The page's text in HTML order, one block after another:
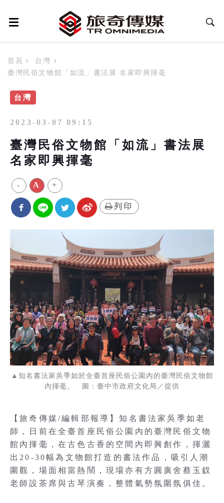
首頁
台灣
臺灣民俗文物館「如流」書法展 名家即興揮毫
台灣
2023-03-07 09:15
臺灣民俗文物館「如流」書法展
名家即興揮毫
- A +
列印
▲知名書法家吳季如於全臺首座民俗公園內的臺灣民俗文物館
內揮毫。 圖：臺中市政府文化局／提供
【旅奇傳媒/編輯部報導】知名書法家吳季如老
師，日前在全臺首座民俗公園內的臺灣民俗文物
館內揮毫，在古色古香的空間內即興創作，揮灑
出20-30幅為文物館打造的書法作品，吸引人潮
圍觀，場面相當熱鬧，現場亦有方圓廣舍蔡玉釵
老師設茶席與古琴演奏，整體氣勢氛圍氛俱佳。